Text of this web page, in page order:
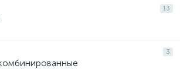
13
3